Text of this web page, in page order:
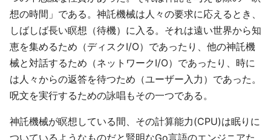
想の時間」である。神託機械は人々の要求に応えるとき、
しばしば長い瞑想（待機）に入る。それは遠い世界から知
恵を集めるため（ディスクI/O）であったり、他の神託機
械と対話するため（ネットワークI/O）であったり、時に
は人々からの返答を待つため（ユーザー入力）であった。
呪文を実行するための詠唱もその一つである。
神託機械が瞑想している間、その計算能力(CPU)は眠りに